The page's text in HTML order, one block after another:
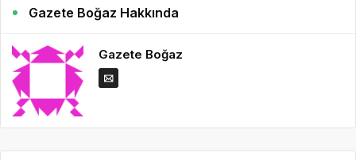
Gazete Boğaz Hakkında
Gazete Boğaz